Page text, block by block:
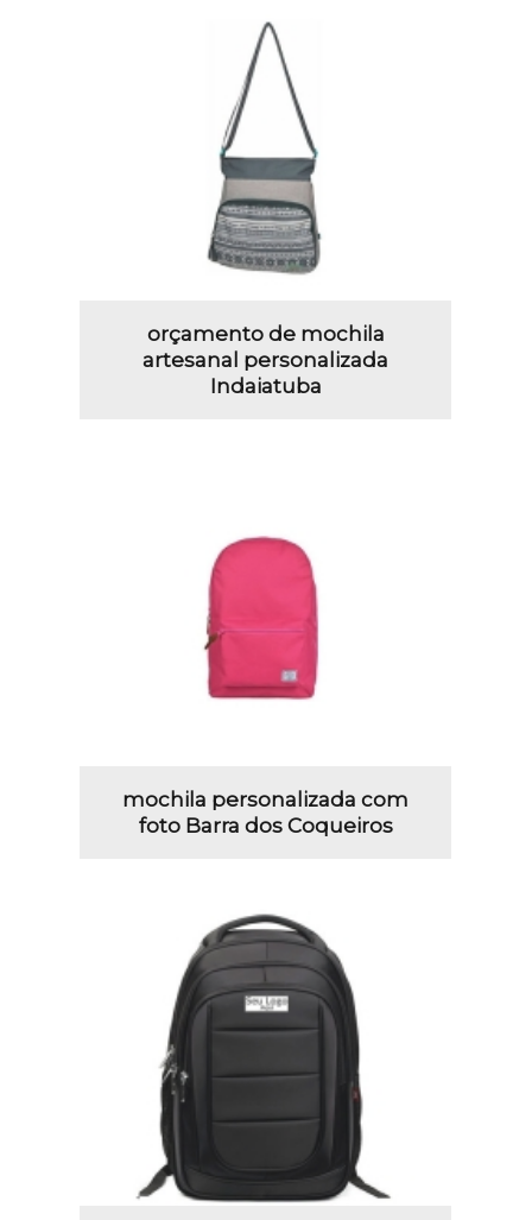
orçamento de mochila
artesanal personalizada
Indaiatuba
mochila personalizada com
foto Barra dos Coqueiros